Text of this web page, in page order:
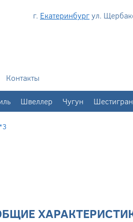
г. Екатеринбургул.
Контакты
Швеллер Чугун